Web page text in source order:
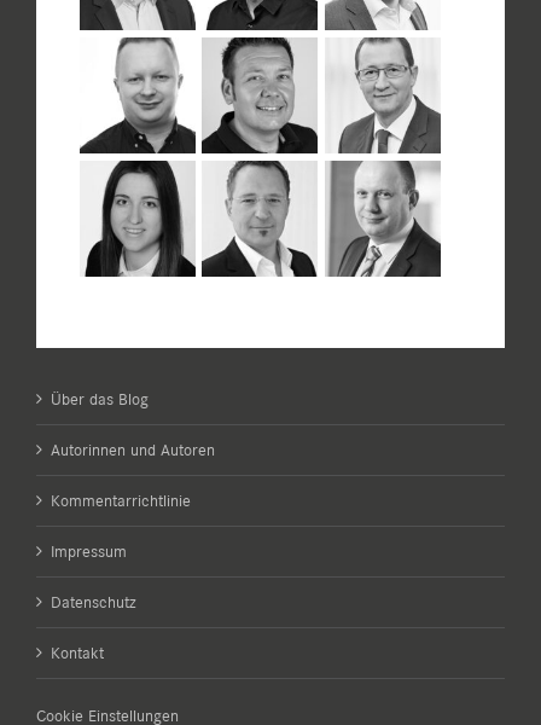
Über das Blog
Autorinnen und Autoren
Kommentarrichtlinie
Impressum
Datenschutz
Kontakt
Cookie Einstellungen